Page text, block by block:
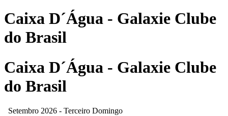
Caixa D´Água - Galaxie Clube
do Brasil
Caixa D´Água - Galaxie Clube
do Brasil
Setembro 2026 - Terceiro Domingo